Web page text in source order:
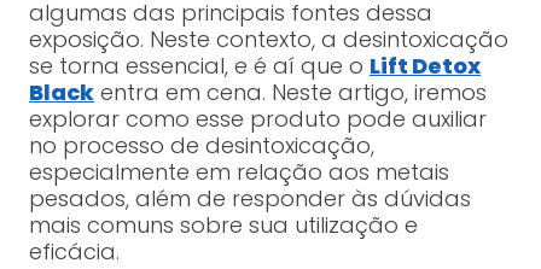
algumas das principais fontes dessa
exposição. Neste contexto, a desintoxicação
se torna essencial, e é aí que o Lift Detox
Blackentra em cena. Neste artigo, iremos
explorar como esse produto pode auxiliar
no processo de desintoxicação,
especialmente em relação aos metais
pesados, além de responder às dúvidas
mais comuns sobre sua utilização e
eficácia.